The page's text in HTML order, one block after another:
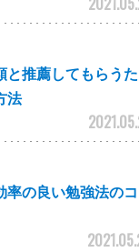
と推薦してもらうた
法
率の良い勉強法のコ